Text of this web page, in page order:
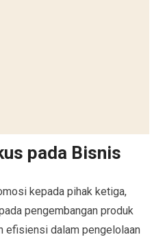
pada Bisnis
kepada pihak ketiga,
pengembangan produk
efisiensi dalam pengelolaan